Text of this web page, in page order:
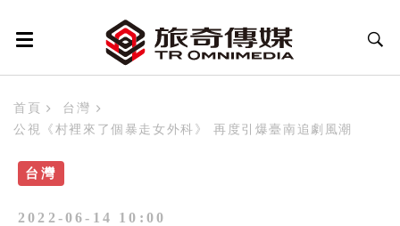
首頁
台灣
公視《村裡來了個暴走女外科》 再度引爆臺南追劇風潮
台灣
2022-06-14 10:00